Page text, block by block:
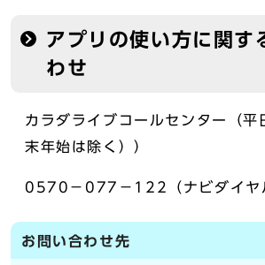
アプリの使い方に関す
わせ
カラダライブコールセンター（
末年始は除く））
0570－077－122（ナビダイヤ
お問い合わせ先